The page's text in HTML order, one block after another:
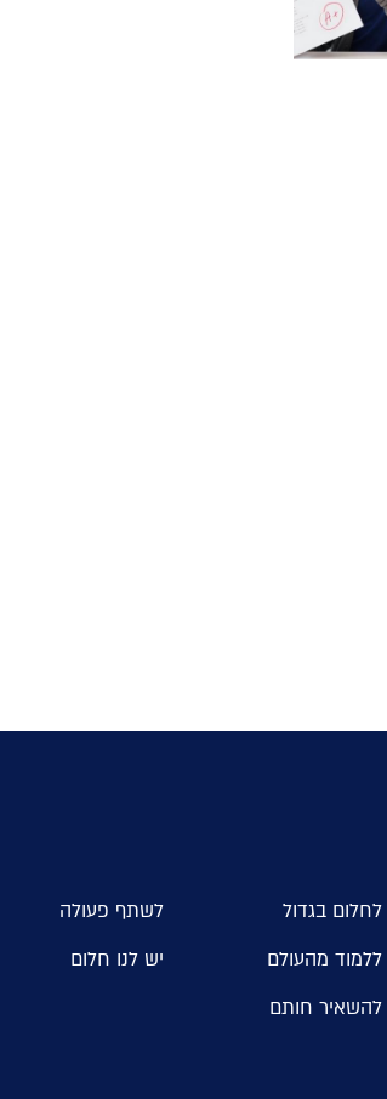
לחלום בגדול
לשתף פעולה
ללמוד מהעולם
יש לנו חלום
להשאיר חותם